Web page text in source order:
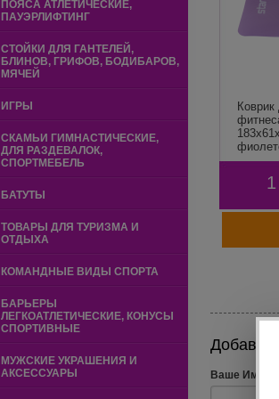
ПОЯСА АТЛЕТИЧЕСКИЕ,
ПАУЭРЛИФТИНГ
СТОЙКИ ДЛЯ ГАНТЕЛЕЙ,
БЛИНОВ, ГРИФОВ, БОДИБАРОВ,
МЯЧЕЙ
ИГРЫ
СКАМЬИ ГИМНАСТИЧЕСКИЕ,
ДЛЯ РАЗДЕВАЛОК,
СПОРТМЕБЕЛЬ
БАТУТЫ
ТОВАРЫ ДЛЯ ТУРИЗМА И
ОТДЫХА
КОМАНДНЫЕ ВИДЫ СПОРТА
БАРЬЕРЫ
ЛЕГКОАТЛЕТИЧЕСКИЕ, КОНУСЫ
СПОРТИВНЫЕ
МУЖСКИЕ УКРАШЕНИЯ И
АКСЕССУАРЫ
Коврик
Ваше Имя (*)